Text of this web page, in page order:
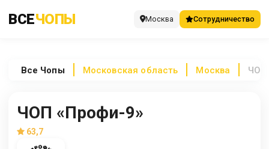
ВСЕЧОПЫ Москва Сотрудничество
Все Чопы Московская область Москва ЧОП
ЧОП «Профи-9»
63,7